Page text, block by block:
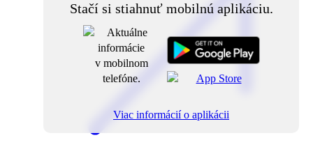
Stačí si stiahnuť mobilnú aplikáciu.
Viac informácií o aplikácii